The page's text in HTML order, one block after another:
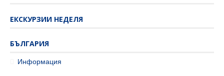
ЕКСКУРЗИИ НЕДЕЛЯ
БЪЛГАРИЯ
Информация